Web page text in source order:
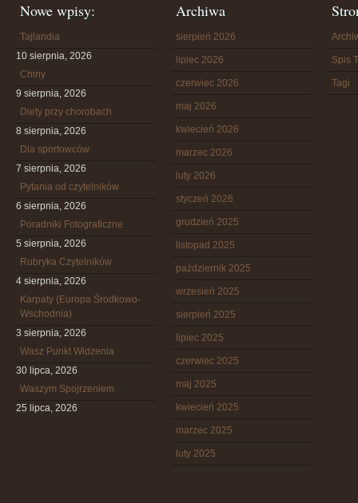
Nowe wpisy:
Tajlandia
10 sierpnia, 2026
Chiny
9 sierpnia, 2026
Diety przy chorobach
8 sierpnia, 2026
Dla sportowców
7 sierpnia, 2026
Pytania od czytelników
6 sierpnia, 2026
Poradniki Fotograficzne
5 sierpnia, 2026
Rubryka Czytelników
4 sierpnia, 2026
Karpaty (Europa Środkowo-
Wschodnia)
3 sierpnia, 2026
Wasz Punkt Widzenia
30 lipca, 2026
Waszym Spojrzeniem
25 lipca, 2026
Archiwa
sierpień 2026
lipiec 2026
czerwiec 2026
maj 2026
kwiecień 2026
marzec 2026
luty 2026
styczeń 2026
grudzień 2025
listopad 2025
październik 2025
wrzesień 2025
sierpień 2025
lipiec 2025
czerwiec 2025
maj 2025
kwiecień 2025
marzec 2025
luty 2025
Spis
Tagi